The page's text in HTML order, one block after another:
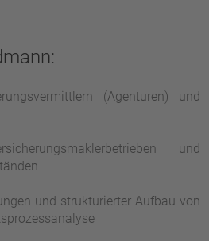
(Agenturen) und
und
und strukturierter Aufbau von